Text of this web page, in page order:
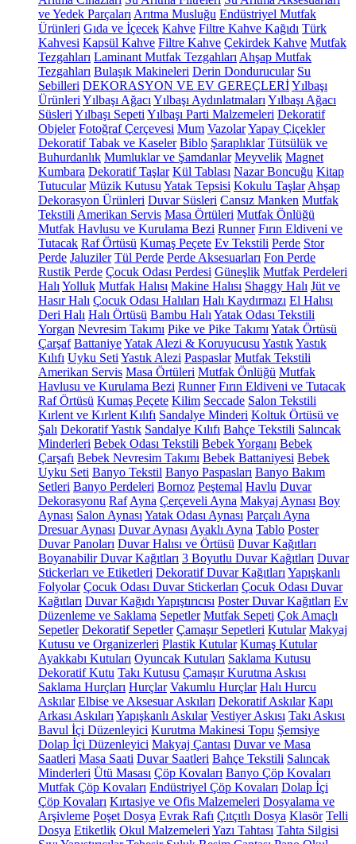
ve Yedek Parçaları Arıtma Musluğu Endüstriyel Mutfak
Ürünleri Gıda ve İçecek Kahve Filtre Kahve Kağıdı Türk
Kahvesi Kapsül Kahve Filtre Kahve Çekirdek Kahve Mutfak
Tezgahları Laminant Mutfak Tezgahları Ahşap Mutfak
Tezgahları Bulaşık Makineleri Derin Dondurucular Su
Sebilleri DEKORASYON VE EV GEREÇLERİYılbaşı
Ürünleri Yılbaşı Ağacı Yılbaşı Aydınlatmaları Yılbaşı Ağacı
Süsleri Yılbaşı Sepeti Yılbaşı Parti Malzemeleri Dekoratif
Objeler Fotoğraf Çerçevesi Mum VazolarYapay Çiçekler
Dekoratif Tabak ve Kaseler Biblo Şaraplıklar Tütsülük ve
Buhurdanlık Mumluklar ve Şamdanlar Meyvelik Magnet
Kumbara Dekoratif Taşlar Kül Tablası Nazar Boncuğu Kitap
Tutucular Müzik Kutusu Yatak Tepsisi Kokulu Taşlar Ahşap
Dekorasyon Ürünleri Duvar Süsleri Cansız Manken Mutfak
Tekstili Amerikan Servis Masa Örtüleri Mutfak Önlüğü
Mutfak Havlusu ve Kurulama Bezi Runner Fırın Eldiveni ve
Tutacak Raf Örtüsü Kumaş Peçete Ev Tekstili Perde Stor
Perde Jaluziler Tül Perde Perde Aksesuarları Fon Perde
Rustik Perde Çocuk Odası Perdesi Güneşlik Mutfak Perdeleri
Halı Yolluk Mutfak Halısı Makine Halısı Shaggy Halı Jüt ve
Hasır Halı Çocuk Odası Halıları Halı Kaydırmazı El Halısı
Deri Halı Halı Örtüsü Bambu Halı Yatak Odası Tekstili
Yorgan Nevresim Takımı Pike ve Pike Takımı Yatak Örtüsü
Çarşaf BattaniyeYatak Alezi & Koruyucusu YastıkYastık
Kılıfı Uyku Seti Yastık Alezi Paspaslar Mutfak Tekstili
Amerikan Servis Masa Örtüleri Mutfak Önlüğü Mutfak
Havlusu ve Kurulama Bezi Runner Fırın Eldiveni ve Tutacak
Raf Örtüsü Kumaş Peçete Kilim Seccade Salon Tekstili
Kırlent ve Kırlent Kılıfı Sandalye Minderi Koltuk Örtüsü ve
Şalı Dekoratif Yastık Sandalye Kılıfı Bahçe Tekstili Salıncak
Minderleri Bebek Odası Tekstili Bebek Yorganı Bebek
Çarşafı Bebek Nevresim Takımı Bebek Battaniyesi Bebek
Uyku Seti Banyo Tekstil Banyo Paspasları Banyo Bakım
Setleri Banyo Perdeleri Bornoz Peştemal Havlu Duvar
Dekorasyonu Raf Ayna Çerçeveli Ayna Makyaj Aynası Boy
Aynası Salon Aynası Yatak Odası Aynası Parçalı Ayna
Dresuar Aynası Duvar Aynası Ayaklı Ayna Tablo Poster
Duvar Panoları Duvar Halısı ve Örtüsü Duvar Kağıtları
Boyanabilir Duvar Kağıtları 3 Boyutlu Duvar Kağıtları Duvar
Stickerları ve Etiketleri Dekoratif Duvar Kağıtları Yapışkanlı
Folyolar Çocuk Odası Duvar Stickerları Çocuk Odası Duvar
Kağıtları Duvar Kağıdı Yapıştırıcısı Poster Duvar Kağıtları Ev
Düzenleme ve Saklama Sepetler Mutfak Sepeti Çok Amaçlı
Sepetler Dekoratif Sepetler Çamaşır Sepetleri Kutular Makyaj
Kutusu ve Organizerleri Plastik Kutular Kumaş Kutular
Ayakkabı Kutuları Oyuncak Kutuları Saklama Kutusu
Dekoratif Kutu Takı Kutusu Çamaşır Kurutma Askısı
Saklama Hurçları Hurçlar Vakumlu Hurçlar Halı Hurcu
Askılar Elbise ve Aksesuar Askıları Dekoratif Askılar Kapı
Arkası Askıları Yapışkanlı Askılar Vestiyer Askısı Takı Askısı
Bavul İçi Düzenleyici Kurutma Makinesi Topu Şemsiye
Dolap İçi Düzenleyici Makyaj Çantası Duvar ve Masa
Saatleri Masa Saati Duvar Saatleri Bahçe Tekstili Salıncak
Minderleri Ütü Masası Çöp Kovaları Banyo Çöp Kovaları
Mutfak Çöp Kovaları Endüstriyel Çöp Kovaları Dolap İçi
Çöp Kovaları Kırtasiye ve Ofis Malzemeleri Dosyalama ve
Arşivleme Poşet Dosya Evrak Rafı Çıtçıtlı Dosya Klasör Telli
Dosya Etiketlik Okul Malzemeleri Yazı Tahtası Tahta Silgisi